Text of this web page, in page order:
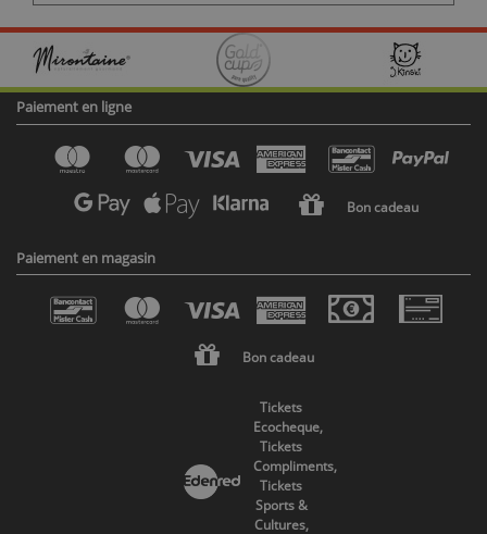
Paiement en ligne
Bon cadeau
Paiement en magasin
Bon cadeau
Tickets
Ecocheque,
Tickets
Compliments,
Tickets
Sports &
Cultures,